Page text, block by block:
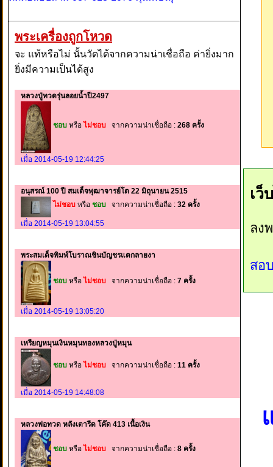
พระเครื่องถูกโหวด
จะ แท้หรือไม่ นั้นวัดได้จากความน่าเชื่อถือ ค่ายิ่งมาก
ยิ่งมีความเป็นได้สูง
หลวงปู่ทวดรุ่นลอยน้ำปี2497
ชอบ หรือไม่ชอบ จากความน่าเชื่อถือ : 268 ครั้ง
เมื่อ 2014-05-19 12:44:25
อนุสรณ์ 100 ปี สมเด็จพุฒาจารย์โต 22 มิถุนายน 2515
ไม่ชอบ หรือ ชอบ จากความน่าเชื่อถือ : 32 ครั้ง
เมื่อ 2014-05-19 13:04:55
พระสมเด็จพิมพ์โบราณชินบัญชรแตกลายงา
ชอบ หรือไม่ชอบ จากความน่าเชื่อถือ : 7 ครั้ง
เมื่อ 2014-05-19 13:05:20
เหรียญหมุนเงินหมุนทองหลวงปู่หมุน
ชอบ หรือ ไม่ชอบ จากความน่าเชื่อถือ : 11 ครั้ง
เมื่อ 2014-05-19 14:48:08
หลวงพ่อทวด หลังเตารีด โค๊ด 413 เนื้อเงิน
ชอบ หรือ ไม่ชอบ จากความน่าเชื่อถือ : 8 ครั้ง
เว็
ลง
สอ